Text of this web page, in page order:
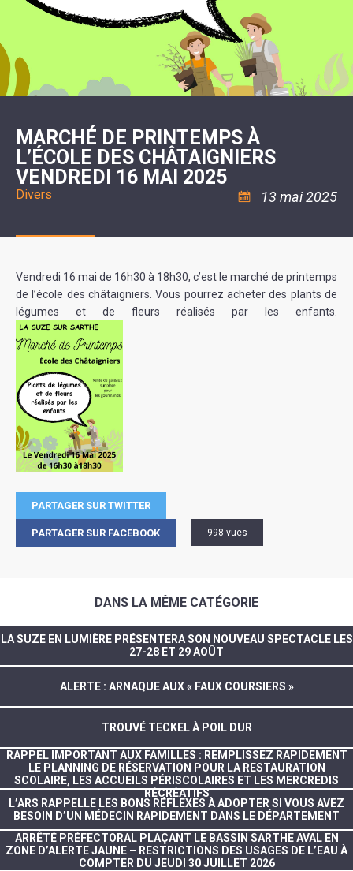
20ÈME
RÉUNIONS
ET
DÉCISIONS
DU
MAIRE
DE
LA
MINORITÉ
COLLÈGE
ESPACE
JEUNES
11
ANS
ASSOCIATION
COULÉE
DOUCE
ENVIRONNEMENT
L'ASSAINISSEMENT
LA
RÉSIDENCE
AUTONOMIE
LA
POLICE
MUNICIPALE
SÉCURITÉ
RISQUES
SANTÉ/COMMERCES/ARTISANS
MUSIQUE
DE
DANSE
LA
PISCINE
VOIE
DÉCOUVERTES
LES
RANDONNÉES
LE
CAMPING-
CARS
TENTES
ET
CARAVANES
LA
HALTE
À
MARCHÉ DE PRINTEMPS À
L’ÉCOLE DES CHÂTAIGNIERS
VENDREDI 16 MAI 2025
Divers 13 mai 2025
Vendredi 16 mai de 16h30 à 18h30, c’est le marché de printemps
de l’école des châtaigniers. Vous pourrez acheter des plants de
légumes et de fleurs réalisés par les enfants.
PARTAGER SUR TWITTER
PARTAGER SUR FACEBOOK 998 vues
DANS LA MÊME CATÉGORIE
LA SUZE EN LUMIÈRE PRÉSENTERA SON NOUVEAU SPECTACLE LES
27-28 ET 29 AOÛT
ALERTE : ARNAQUE AUX « FAUX COURSIERS »
TROUVÉ TECKEL À POIL DUR
RAPPEL IMPORTANT AUX FAMILLES : REMPLISSEZ RAPIDEMENT
LE PLANNING DE RÉSERVATION POUR LA RESTAURATION
SCOLAIRE, LES ACCUEILS PÉRISCOLAIRES ET LES MERCREDIS
RÉCRÉATIFS
L’ARS RAPPELLE LES BONS RÉFLEXES À ADOPTER SI VOUS AVEZ
BESOIN D’UN MÉDECIN RAPIDEMENT DANS LE DÉPARTEMENT
ARRÊTÉ PRÉFECTORAL PLAÇANT LE BASSIN SARTHE AVAL EN
ZONE D’ALERTE JAUNE – RESTRICTIONS DES USAGES DE L’EAU À
COMPTER DU JEUDI 30 JUILLET 2026